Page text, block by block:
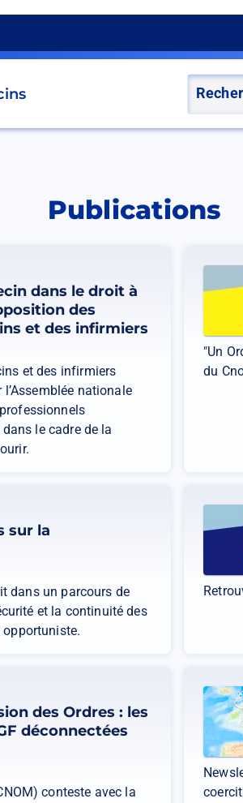
Publications
dans le droit à
des
et des infirmiers
et des infirmiers
nationale
le cadre de la
"Un
du
sur la
dans un parcours de
et la continuité des
des Ordres : les
déconnectées
conteste avec la